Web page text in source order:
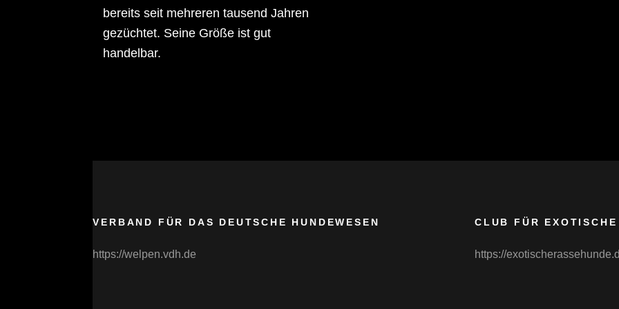
bereits seit mehreren tausend Jahren
gezüchtet. Seine Größe ist gut
handelbar.
VERBAND FÜR DAS DEUTSCHE HUNDEWESEN
https://welpen.vdh.de
CLUB FÜR
https://